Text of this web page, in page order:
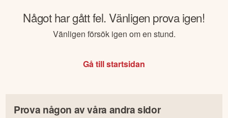
Något har gått fel. Vänligen prova igen!
Vänligen försök igen om en stund.
Gå till startsidan
Prova någon av våra andra sidor